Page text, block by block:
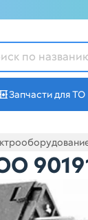
Запчасти для ТО